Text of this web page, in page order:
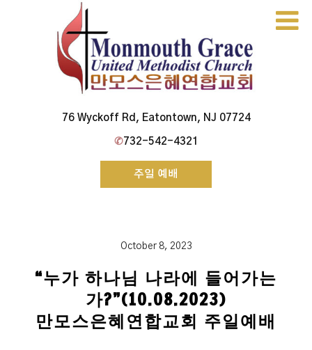
content
Monmouth Grace Church76 Wyckoff Rd, Eatontown, NJ 07724
✆732-542-4321
주일 예배
October 8, 2023
“누가 하나님 나라에 들어가는
가?”(10.08.2023)
만모스은혜연합교회 주일예배